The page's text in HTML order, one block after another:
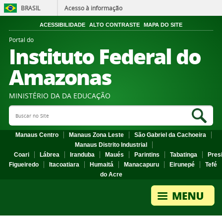
BRASIL Acesso à informação
ACESSIBILIDADE ALTO CONTRASTE MAPA DO SITE
Portal do
Instituto Federal do
Amazonas
MINISTÉRIO DA DA EDUCAÇÃO
Search Site
Manaus Centro Manaus Zona Leste
São Gabriel da Cachoeira
Manaus Distrito Industrial
Coari
Lábrea Iranduba Maués Parintins Tabatinga
Figueiredo
Itacoatiara Humaitá Manacapuru Eirunepé
Tefé
do Acre